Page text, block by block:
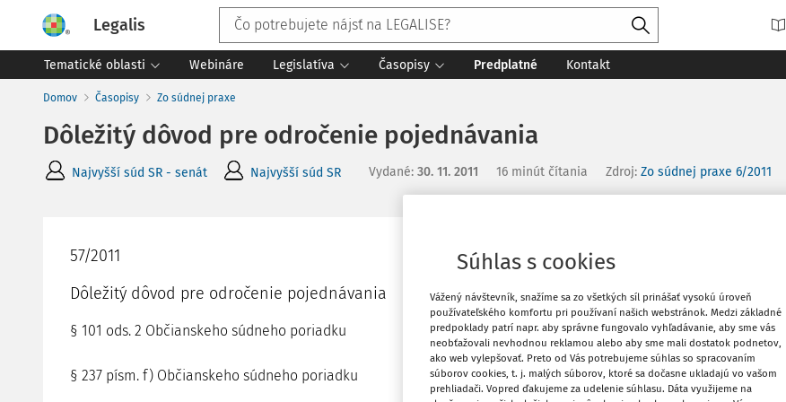
Legalis
Tematické oblasti Webináre Legislatíva Časopisy Predplatné Kontakt
Domov Časopisy Zo súdnej praxe
Dôležitý dôvod pre odročenie pojednávania
Najvyšší súd SR - senát Najvyšší súd SR Vydané: 30. 11. 2011 16 minút čítania Zdroj: Zo súdnej praxe 6/2011
57/2011
Dôležitý dôvod pre odročenie pojednávania
§ 101 ods. 2 Občianskeho súdneho poriadku
§ 237 písm. f) Občianskeho súdneho poriadku
Zdieľať
Súhlas s cookies
Vážený návštevník, snažíme sa zo všetkých síl prinášať vysokú úroveň
používateľského komfortu pri používaní našich webstránok. Medzi základné
predpoklady patrí napr. aby správne fungovalo vyhľadávanie, aby sme vás
neobťažovali nevhodnou reklamou alebo aby sme mali dostatok podnetov,
ako web vylepšovať. Preto od Vás potrebujeme súhlas so spracovaním
súborov cookies, t. j. malých súborov, ktoré sa dočasne ukladajú vo vašom
prehliadači. Vopred ďakujeme za udelenie súhlasu. Dáta využijeme na